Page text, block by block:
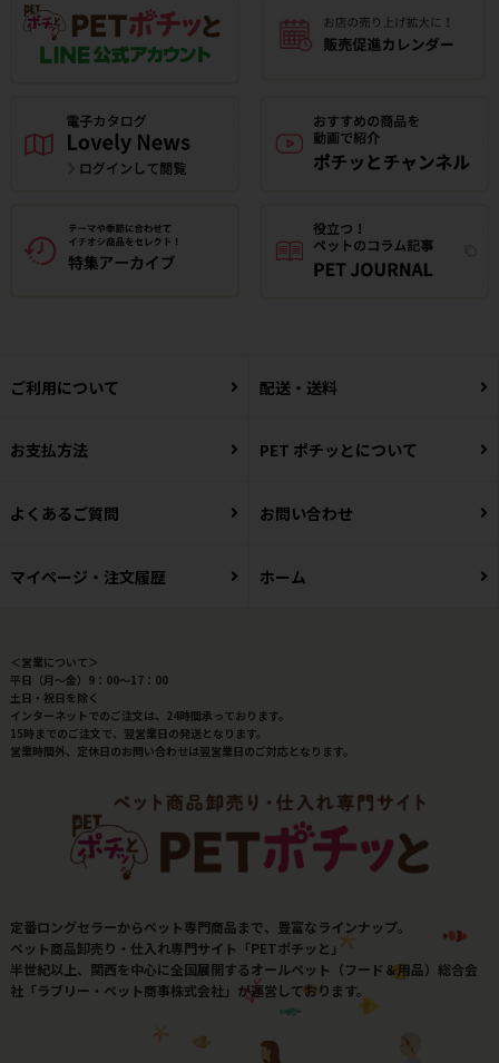
ご利用について 配送・送料
お支払方法 PET ポチッとについて
よくあるご質問 お問い合わせ
マイページ・注文履歴 ホーム
＜営業について＞
平日（月～金）9：00～17：00
土日・祝日を除く
インターネットでのご注文は、24時間承っております。
15時までのご注文で、翌営業日の発送となります。
営業時間外、定休日のお問い合わせは翌営業日のご対応となります。
定番ロングセラーからペット専門商品まで、豊富なラインナップ。
ペット商品卸売り・仕入れ専門サイト「PETポチッと」
半世紀以上、関西を中心に全国展開するオールペット（フード＆用品）総合会
社「ラブリー・ペット商事株式会社」が運営しております。